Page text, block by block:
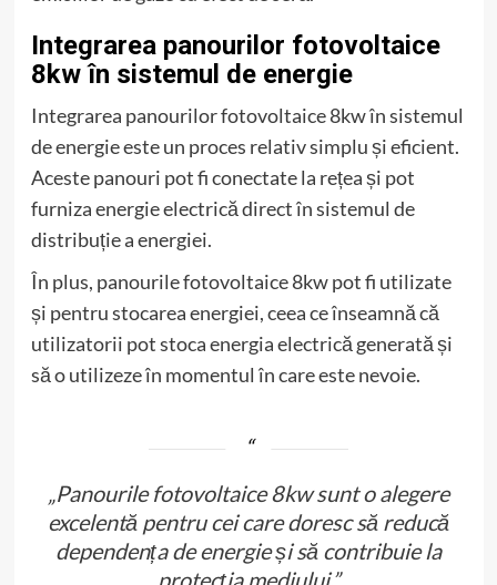
Integrarea panourilor fotovoltaice
8kw în sistemul de energie
Integrarea panourilor fotovoltaice 8kw în sistemul
de energie este un proces relativ simplu și eficient.
Aceste panouri pot fi conectate la rețea și pot
furniza energie electrică direct în sistemul de
distribuție a energiei.
În plus, panourile fotovoltaice 8kw pot fi utilizate
și pentru stocarea energiei, ceea ce înseamnă că
utilizatorii pot stoca energia electrică generată și
să o utilizeze în momentul în care este nevoie.
„Panourile fotovoltaice 8kw sunt o alegere
excelentă pentru cei care doresc să reducă
dependența de energie și să contribuie la
protecția mediului.”